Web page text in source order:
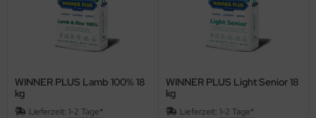
WINNER PLUS Lamb 100% 18
kg
Lieferzeit: 1-2 Tage*
WINNER PLUS Light Senior 18
kg
Lieferzeit: 1-2 Tage*